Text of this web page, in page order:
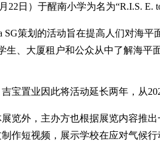
22日）于醒南小学为名为“R.I.S. E.
SG策划的活动旨在提高人们对海
生、大厦租户和公众从中了解海平
宝置业因此将活动延长两年，从
览外，主办方也根据展览内容推
作短视频，展示学校在应对气候行